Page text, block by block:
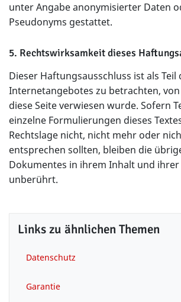
unter Angabe anonymisierter Daten
Pseudonyms gestattet.
5. Rechtswirksamkeit dieses
Dieser Haftungsausschluss ist als Teil
Internetangebotes zu betrachten,
diese Seite verwiesen wurde. Sofern
einzelne Formulierungen dieses
Rechtslage nicht, nicht mehr oder
entsprechen sollten, bleiben die
Dokumentes in ihrem Inhalt und
unberührt.
Links zu ähnlichen Themen
Datenschutz
Garantie